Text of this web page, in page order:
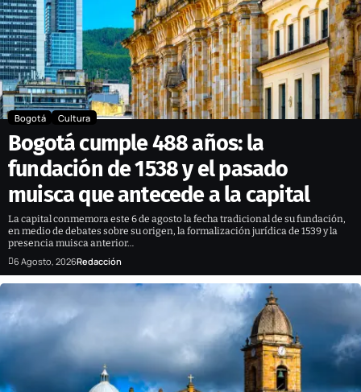
Bogotá Cultura
Bogotá cumple 488 años: la
fundación de 1538 y el pasado
muisca que antecede a la capital
La capital conmemora este 6 de agosto la fecha tradicional de su fundación,
en medio de debates sobre su origen, la formalización jurídica de 1539 y la
presencia muisca anterior…
6 Agosto, 2026Redacción